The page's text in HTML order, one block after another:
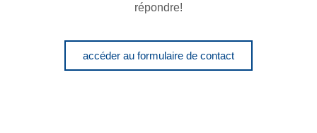
répondre!
accéder au formulaire de contact